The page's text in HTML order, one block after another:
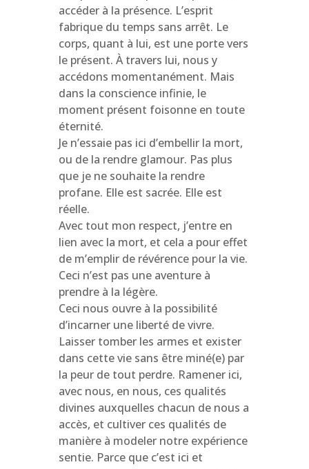
accéder à la présence. L’esprit
fabrique du temps sans arrêt. Le
corps, quant à lui, est une porte vers
le présent. À travers lui, nous y
accédons momentanément. Mais
dans la conscience infinie, le
moment présent foisonne en toute
éternité.
Je n’essaie pas ici d’embellir la mort,
ou de la rendre glamour. Pas plus
que je ne souhaite la rendre
profane. Elle est sacrée. Elle est
réelle.
Avec tout mon respect, j’entre en
lien avec la mort, et cela a pour effet
de m’emplir de révérence pour la vie.
Ceci n’est pas une aventure à
prendre à la légère.
Ceci nous ouvre à la possibilité
d’incarner une liberté de vivre.
Laisser tomber les armes et exister
dans cette vie sans être miné(e) par
la peur de tout perdre. Ramener ici,
avec nous, en nous, ces qualités
divines auxquelles chacun de nous a
accès, et cultiver ces qualités de
manière à modeler notre expérience
sentie. Parce que c’est ici et